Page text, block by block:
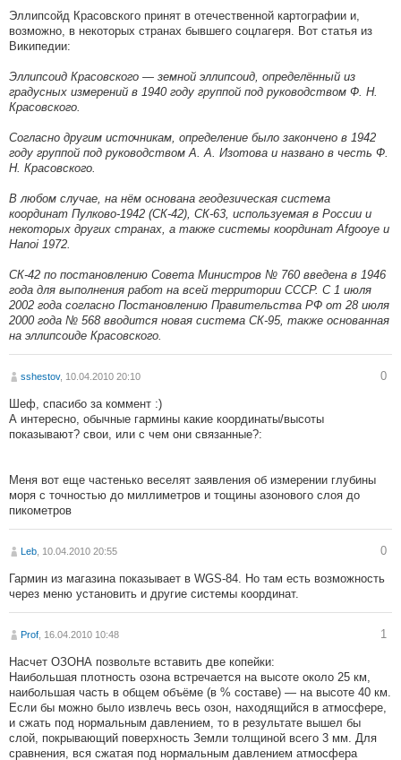
Эллипсойд Красовского принят в отечественной картографии и,
возможно, в некоторых странах бывшего соцлагеря. Вот статья из
Википедии:
Эллипсоид Красовского — земной эллипсоид, определённый из
градусных измерений в 1940 году группой под руководством Ф. Н.
Красовского.
Согласно другим источникам, определение было закончено в 1942
году группой под руководством А. А. Изотова и названо в честь Ф.
Н. Красовского.
В любом случае, на нём основана геодезическая система
координат Пулково-1942 (СК-42), СК-63, используемая в России и
некоторых других странах, а также системы координат Afgooye и
Hanoi 1972.
СК-42 по постановлению Совета Министров № 760 введена в 1946
года для выполнения работ на всей территории СССР. С 1 июля
2002 года согласно Постановлению Правительства РФ от 28 июля
2000 года № 568 вводится новая система СК-95, также основанная
на эллипсоиде Красовского.
sshestov, 10.04.2010 20:10 0
Шеф, спасибо за коммент :)
А интересно, обычные гармины какие координаты/высоты
показывают? свои, или с чем они связанные?:
Меня вот еще частенько веселят заявления об измерении глубины
моря с точностью до миллиметров и тощины азонового слоя до
пикометров
Leb , 10.04.2010 20:55 0
Гармин из магазина показывает в WGS-84. Но там есть возможность
через меню установить и другие системы координат.
Prof , 16.04.2010 10:48 1
Насчет ОЗОНА позвольте вставить две копейки:
Наибольшая плотность озона встречается на высоте около 25 км,
наибольшая часть в общем объёме (в % составе) — на высоте 40 км.
Если бы можно было извлечь весь озон, находящийся в атмосфере,
и сжать под нормальным давлением, то в результате вышел бы
слой, покрывающий поверхность Земли толщиной всего 3 мм. Для
сравнения, вся сжатая под нормальным давлением атмосфера